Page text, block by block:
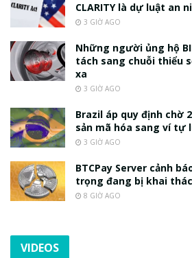
CLARITY là dự luật an
3 GIỜ AGO
Những người ủng hộ
tách sang chuỗi thiểu
xa
3 GIỜ AGO
Brazil áp quy định chờ
sản mã hóa sang ví tự
3 GIỜ AGO
BTCPay Server cảnh
trọng đang bị khai
8 GIỜ AGO
VIDEOS